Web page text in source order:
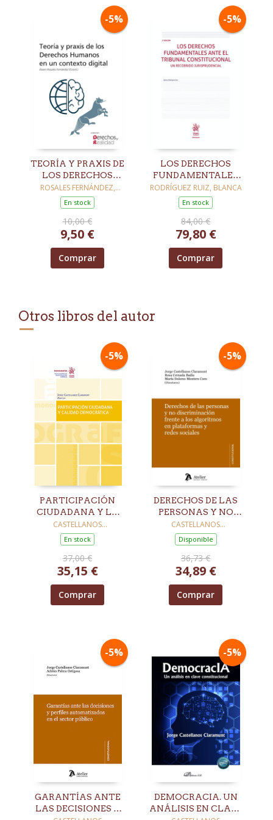
-5%
TEORÍA Y PRAXIS DE
LOS DERECHOS
HUMANOS EN UN
CONTEXTO DIGITAL
ROSALES FERNÁNDEZ,
ÁLVARO
En stock
10,00 €
9,50 €
Comprar
-5%
LOS DERECHOS
FUNDAMENTALES
ANTE EL TRIBUNAL
CONSTITUCIONAL.
UN RECORRIDO
JURISPRUDENCIAL
3ª EDICIÓN
RODRÍGUEZ RUIZ, BLANCA
En stock
84,00 €
79,80 €
Comprar
Otros libros del autor
-5%
PARTICIPACIÓN
CIUDADANA Y LA
CALIDAD
DEMOCRÁTICA
CASTELLANOS
CLARAMUNT, JORGE
En stock
37,00 €
35,15 €
Comprar
-5%
DERECHOS DE LAS
PERSONAS Y NO
FRENTE A LOS
ALGORITMOS EN
PLATAFORMAS Y
REDES SOCIALES
CASTELLANOS
CLARAMUNT, JORGE
Disponible
36,73 €
34,89 €
Comprar
-5%
GARANTÍAS ANTE
LAS DECISIONES Y
-5%
DEMOCRACIA. UN
ANÁLISIS EN CLAVE